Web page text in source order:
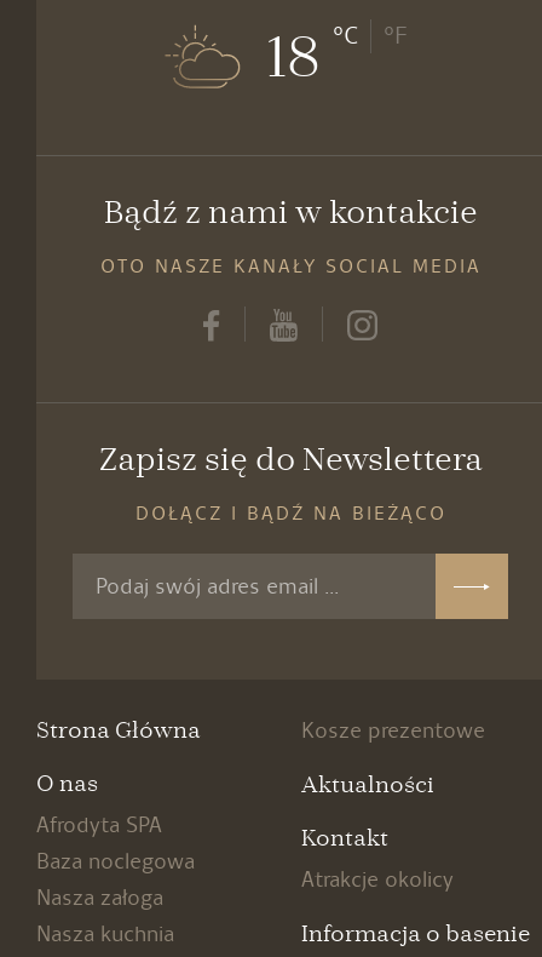
18 °C °F
Bądź z nami w kontakcie
OTO NASZE KANAŁY SOCIAL MEDIA
Zapisz się do Newslettera
DOŁĄCZ I BĄDŹ NA BIEŻĄCO
Strona Główna
O nas
Afrodyta SPA
Baza noclegowa
Nasza załoga
Nasza kuchnia
Kosze prezentowe
Aktualności
Kontakt
Atrakcje okolicy
Informacja o basenie